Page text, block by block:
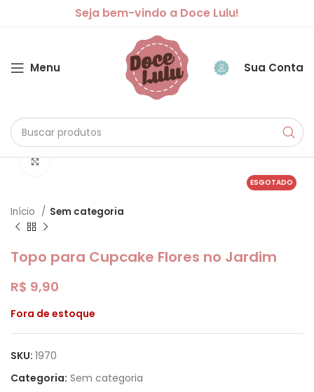
Seja bem-vindo a Doce Lulu!
Menu Sua Conta
ESGOTADO
Clique para ampliar
Início Sem categoria
Topo para Cupcake Flores no Jardim
R$ 9,90
Fora de estoque
SKU: 1970
Categoria: Sem categoria